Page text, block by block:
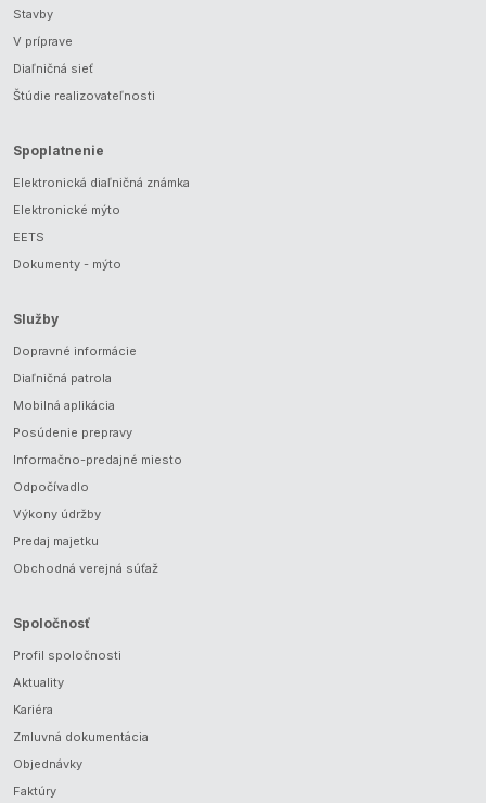
Stavby
V príprave
Diaľničná sieť
Štúdie realizovateľnosti
Spoplatnenie
Elektronická diaľničná známka
Elektronické mýto
EETS
Dokumenty - mýto
Služby
Dopravné informácie
Diaľničná patrola
Mobilná aplikácia
Posúdenie prepravy
Informačno-predajné miesto
Odpočívadlo
Výkony údržby
Predaj majetku
Obchodná verejná súťaž
Spoločnosť
Profil spoločnosti
Aktuality
Kariéra
Zmluvná dokumentácia
Objednávky
Faktúry